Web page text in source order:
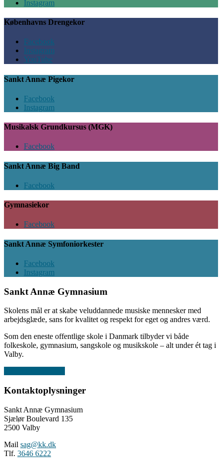
Instagram
Københavns Drengekor
Facebook
Instagram
YouTube
Sankt Annæ Pigekor
Facebook
Instagram
Musikalsk Grundkursus (MGK)
Facebook
Sankt Annæ Big Band
Facebook
Gymnasiekor
Facebook
Sankt Annæ Symfoniorkester
Facebook
Instagram
Sankt Annæ Gymnasium
Skolens mål er at skabe veluddannede musiske mennesker med
arbejdsglæde, sans for kvalitet og respekt for eget og andres værd.
Som den eneste offentlige skole i Danmark tilbyder vi både
folkeskole, gymnasium, sangskole og musikskole – alt under ét tag i
Valby.
Kontaktoplysninger
Sankt Annæ Gymnasium
Sjælør Boulevard 135
2500 Valby
Mail sag@kk.dk
Tlf. 3646 6222